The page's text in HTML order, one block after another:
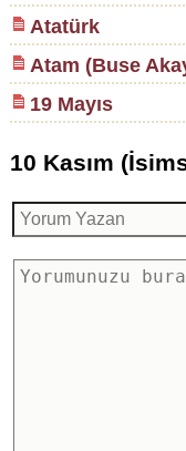
Atatürk
Atam (Buse
19 Mayıs
10 Kasım